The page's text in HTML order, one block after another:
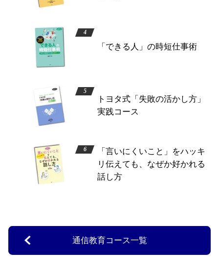
「できる人」の時短仕事術
トヨタ式「失敗の活かし方」
実践コース
「言いにくいこと」をハッキ
リ伝えても、なぜか好かれる
話し方
通信教育コース一覧